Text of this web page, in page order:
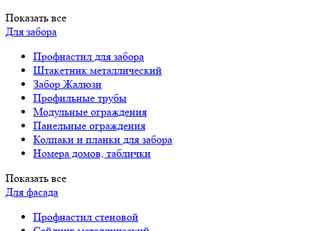
Показать все
Для забора
Профнастил для забора
Штакетник металлический
Забор Жалюзи
Профильные трубы
Модульные ограждения
Панельные ограждения
Колпаки и планки для забора
Номера домов, таблички
Показать все
Для фасада
Профнастил стеновой